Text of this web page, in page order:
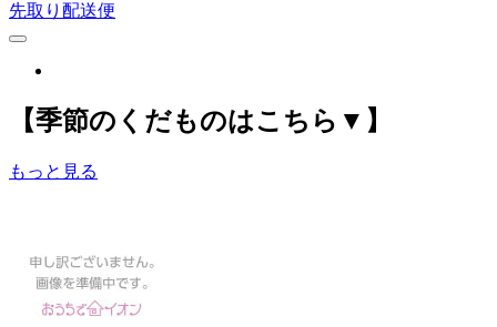
先取り配送便
【季節のくだものはこちら▼】
もっと見る